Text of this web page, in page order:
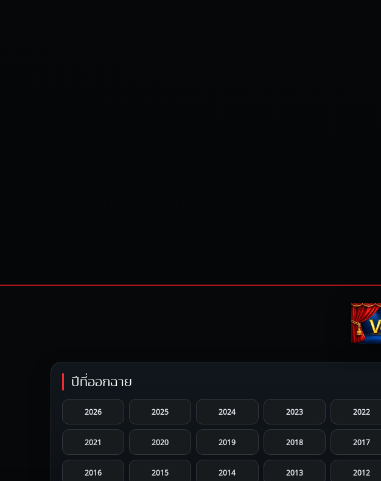
ปีที่ออกฉาย
2026 2025 2024 2023 2022
2021 2020 2019 2018 2017
2016 2015 2014 2013 2012